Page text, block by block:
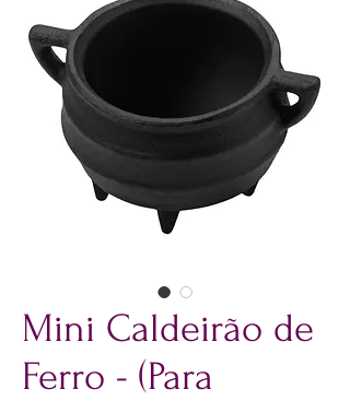
Mini Caldeirão de
Ferro - (Para